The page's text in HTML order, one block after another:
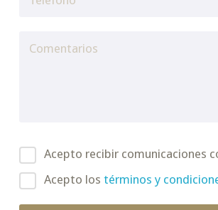
Acepto recibir comunicaciones
Acepto los términos y